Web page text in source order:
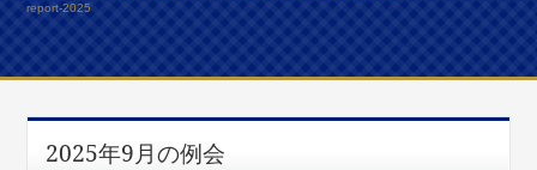
report-2025
2025年9月の例会